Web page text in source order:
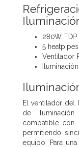
280W
5
Ventilador
El ventilador del
de iluminación
compatible con
permitiendo
equipo. Para